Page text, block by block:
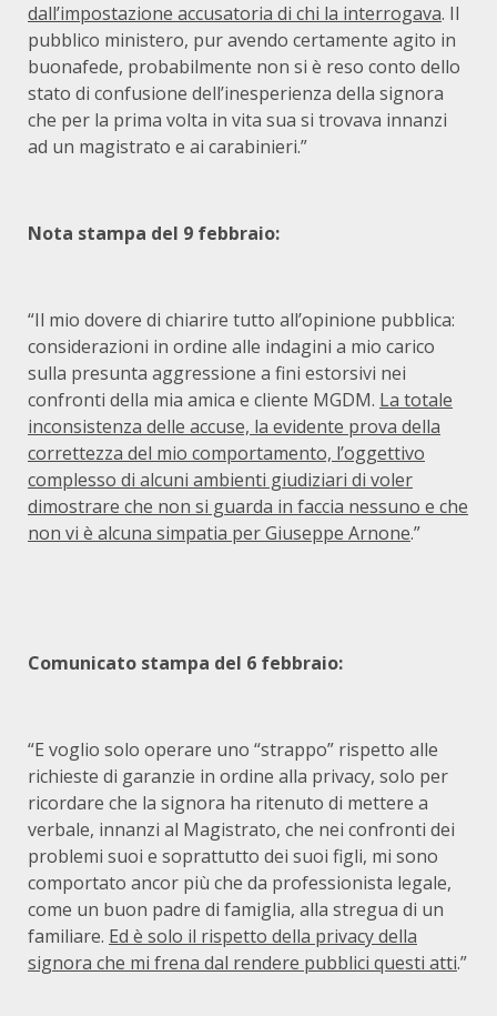
dall’impostazione accusatoria di chi la interrogava. Il
pubblico ministero, pur avendo certamente agito in
buonafede, probabilmente non si è reso conto dello
stato di confusione dell’inesperienza della signora
che per la prima volta in vita sua si trovava innanzi
ad un magistrato e ai carabinieri.”
Nota stampa del 9 febbraio:
“Il mio dovere di chiarire tutto all’opinione pubblica:
considerazioni in ordine alle indagini a mio carico
sulla presunta aggressione a fini estorsivi nei
confronti della mia amica e cliente MGDM. La totale
inconsistenza delle accuse, la evidente prova della
correttezza del mio comportamento, l’oggettivo
complesso di alcuni ambienti giudiziari di voler
dimostrare che non si guarda in faccia nessuno e che
non vi è alcuna simpatia per Giuseppe Arnone.”
Comunicato stampa del 6 febbraio:
“E voglio solo operare uno “strappo” rispetto alle
richieste di garanzie in ordine alla privacy, solo per
ricordare che la signora ha ritenuto di mettere a
verbale, innanzi al Magistrato, che nei confronti dei
problemi suoi e soprattutto dei suoi figli, mi sono
comportato ancor più che da professionista legale,
come un buon padre di famiglia, alla stregua di un
familiare. Ed è solo il rispetto della privacy della
signora che mi frena dal rendere pubblici questi atti.”